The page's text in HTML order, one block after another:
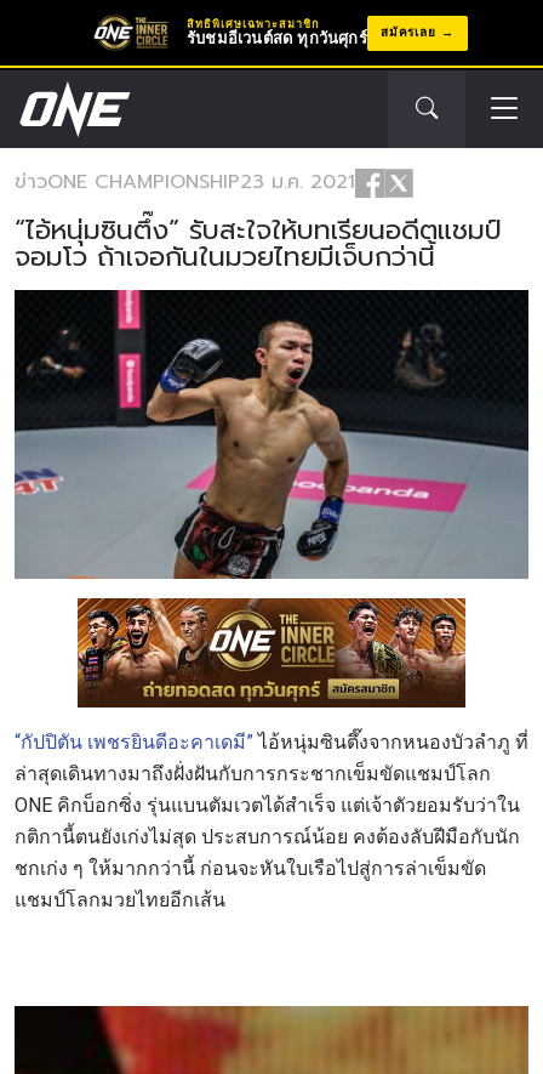
สิทธิพิเศษเฉพาะสมาชิก
รับชมอีเวนต์สด ทุกวันศุกร์ สมัครเลย
ข่าวONE CHAMPIONSHIP23 ม.ค. 2021
“ไอ้หนุ่มซินตึ๊ง” รับสะใจให้บทเรียนอดีตแชมป์
จอมโว ถ้าเจอกันในมวยไทยมีเจ็บกว่านี้
“กัปปิตัน เพชรยินดีอะคาเดมี”ไอ้หนุ่มซินตึ๊งจากหนองบัวลำภู ที่
ล่าสุดเดินทางมาถึงฝั่งฝันกับการกระชากเข็มขัดแชมป์โลก
ONE คิกบ็อกซิ่ง รุ่นแบนตัมเวตได้สำเร็จ แต่เจ้าตัวยอมรับว่าใน
กติกานี้ตนยังเก่งไม่สุด ประสบการณ์น้อย คงต้องลับฝีมือกับนัก
ชกเก่ง ๆ ให้มากกว่านี้ ก่อนจะหันใบเรือไปสู่การล่าเข็มขัด
แชมป์โลกมวยไทยอีกเส้น